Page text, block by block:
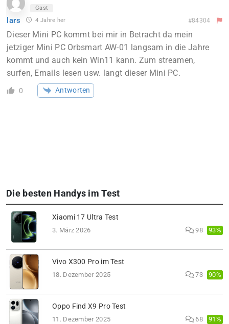
Gast
lars 4 Jahre her #84304
Dieser Mini PC kommt bei mir in Betracht da mein
jetziger Mini PC Orbsmart AW-01 langsam in die Jahre
kommt und auch kein Win11 kann. Zum streamen,
surfen, Emails lesen usw. langt dieser Mini PC.
0 Antworten
Die besten Handys im Test
Xiaomi 17 Ultra Test
3. März 2026 98 93%
Vivo X300 Pro im Test
18. Dezember 2025 73 90%
Oppo Find X9 Pro Test
11. Dezember 2025 68 91%